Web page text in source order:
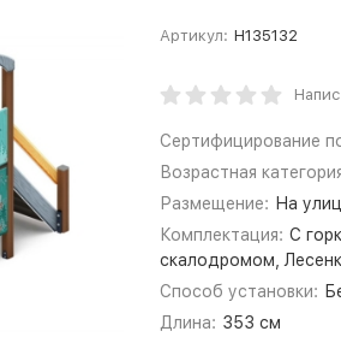
Артикул: Н135132
Сертифицирование
Возрастная
Размещение: На
Комплектация: С
скалодромом,
Способ установки:
Длина: 353 см